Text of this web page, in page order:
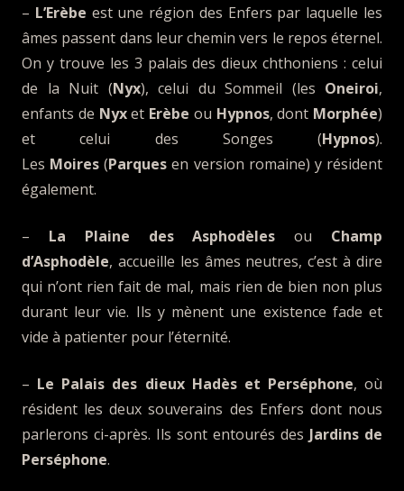
– L’Erèbe est une région des Enfers par laquelle les
âmes passent dans leur chemin vers le repos éternel.
On y trouve les 3 palais des dieux chthoniens : celui
de la Nuit (Nyx), celui du Sommeil (les Oneiroi,
enfants de Nyxet Erèbe ou Hypnos, dont Morphée)
et celui des Songes (Hypnos).
Les Moires (Parques en version romaine) y résident
également.
– La Plaine des Asphodèles ou Champ
d’Asphodèle, accueille les âmes neutres, c’est à dire
qui n’ont rien fait de mal, mais rien de bien non plus
durant leur vie. Ils y mènent une existence fade et
vide à patienter pour l’éternité.
– Le Palais des dieux Hadès et Perséphone, où
résident les deux souverains des Enfers dont nous
parlerons ci-après. Ils sont entourés des Jardins de
Perséphone.